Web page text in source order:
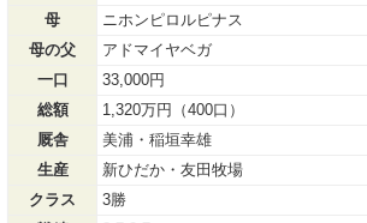
母
ニホンピロルピナス
母の父
アドマイヤベガ
一口
33,000円
総額
1,320万円（400口）
厩舎
美浦・稲垣幸雄
生産
新ひだか・友田牧場
クラス
3勝